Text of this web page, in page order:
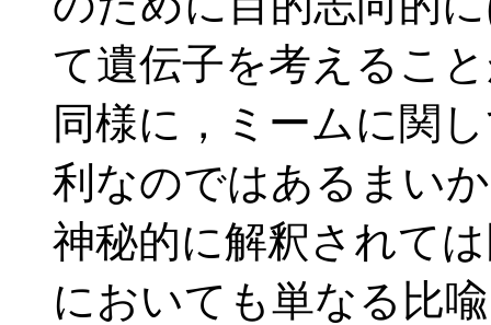
て遺伝子を考えるこ
同様に，ミームに関
利なのではあるまい
神秘的に解釈されて
においても単なる比